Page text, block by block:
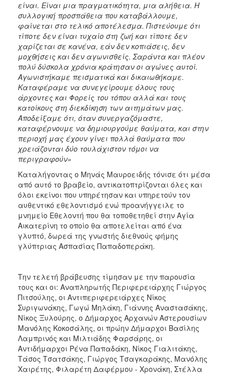
είναι. Είναι μια πραγματικότητα, μια αλήθεια. Η
συλλογική προσπάθεια που καταβάλλουμε,
φαίνεται στο τελικό αποτέλεσμα. Πιστεύουμε ότι
τίποτε δεν είναι τυχαίο στη ζωή και τίποτε δεν
χαρίζεται σε κανένα, εάν δεν κοπιάσεις, δεν
μοχθήσεις και δεν αγωνισθείς. Σαράντα και πλέον
πολύ δύσκολα χρόνια κράτησαν οι αγώνες αυτοί.
Αγωνιστήκαμε πεισματικά και δικαιωθήκαμε.
Καταφέραμε να συνεγείρουμε όλους τους
άρχοντες και Φορείς του τόπου αλλά και τους
κατοίκους στη διεκδίκηση των αιτημάτων μας.
Αποδείξαμε ότι, όταν συνεργαζόμαστε,
καταφέρνουμε να δημιουργούμε θαύματα, και στην
περιοχή μας έχουν γίνει πολλά θαύματα που
χρειάζονται δύο τουλάχιστον τόμοι να
περιγραφούν»
Καταλήγοντας ο Μηνάς Μαυροειδής τόνισε ότι μέσα
από αυτό το βραβείο, αντικατοπτρίζονται όλες και
όλοι εκείνοι που υπηρέτησαν και υπηρετούν τον
αυθεντικό εθελοντισμό ενώ προανήγγειλε το
μνημείο Εθελοντή που θα τοποθετηθεί στην Αγία
Αικατερίνη το οποίο θα αποτελείται από ένα
γλυπτό, δωρεά της γνωστής διεθνούς φήμης
γλύπτριας Ασπασίας Παπαδοπεράκη.
Την τελετή βράβευσης τίμησαν με την παρουσία
τους και οι: Αναπληρωτής Περιφερειάρχης Γιώργος
Πιτσούλης, οι Αντιπεριφερειάρχες Νίκος
Συριγωνάκης, Γωγώ Μηλάκη, Γιάννης Αναστασάκης,
Νίκος Ξυλούρης, ο Δήμαρχος Αρχανών Αστερουσίων
Μανόλης Κοκοσάλης, οι πρώην Δήμαρχοι Βασίλης
Λαμπρινός και Μιλτιάδης Φαρσάρης, οι
Αντιδήμαρχοι Ρένα Παπαδάκη, Νίκος Γιαλιτάκης,
Τάσος Τσατσάκης, Γιώργος Τσαγκαράκης, Μανόλης
Χαιρέτης, Φιλαρέτη Δαφέρμου - Χρονάκη, Στέλλα